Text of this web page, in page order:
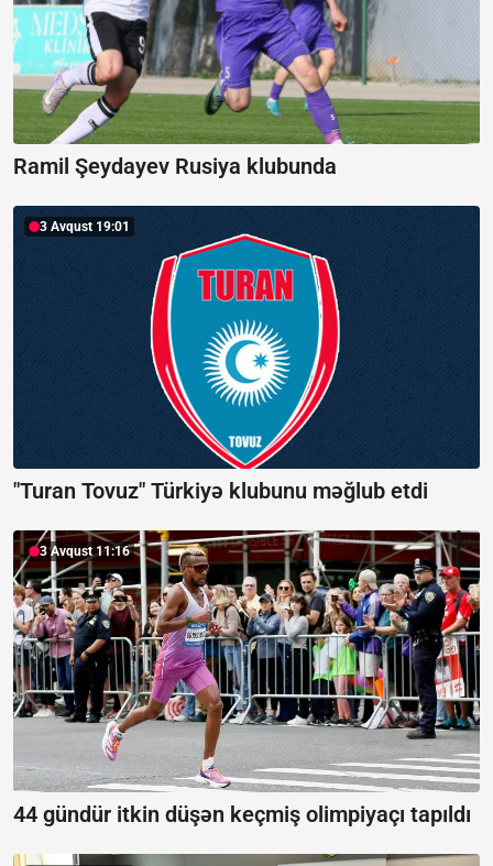
Ramil Şeydayev Rusiya klubunda
3 Avqust 19:01
"Turan Tovuz" Türkiyə klubunu məğlub etdi
3 Avqust 11:16
44 gündür itkin düşən keçmiş olimpiyaçı tapıldı